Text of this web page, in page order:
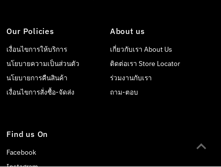
Our Policies
เงื่อนไขการให้บริการ
นโยบายความเป็นส่วนตัว
นโยบายการคืนสินค้า
เงื่อนไขการสั่งซื้อ-จัดส่ง
About us
เกี่ยวกับเรา About Us
ติดต่อเรา Store Locator
ร่วมงานกับเรา
ถาม-ตอบ
Find us On
Facebook